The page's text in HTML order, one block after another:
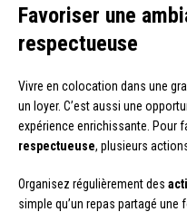
Favoriser une
respectueuse
Vivre en colocation dans une
un loyer. C’est aussi une
expérience enrichissante. Pour
respectueuse, plusieurs
Organisez régulièrement des
simple qu’un repas partagé